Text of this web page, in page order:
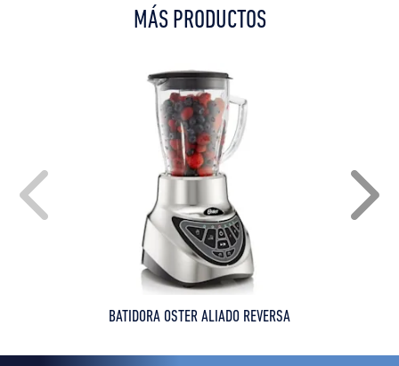
MÁS PRODUCTOS
BATIDORA OSTER ALIADO REVERSA